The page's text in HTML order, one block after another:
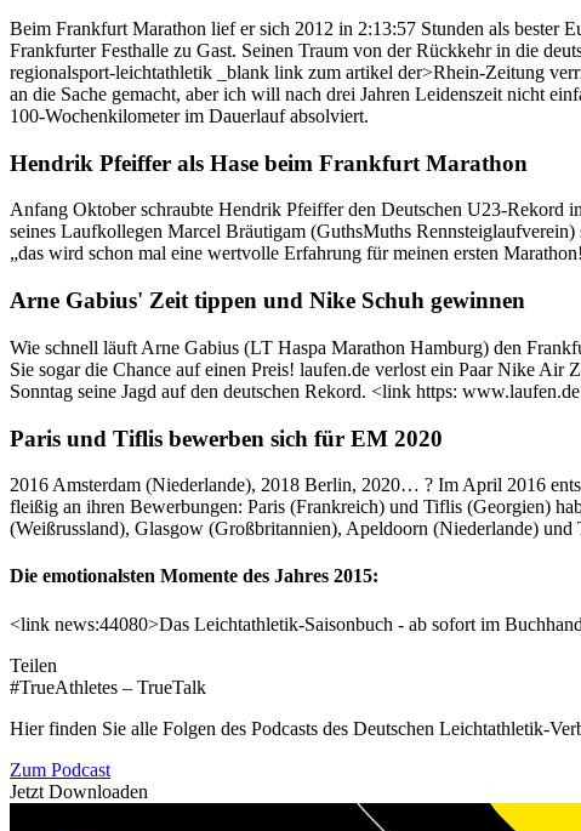
Beim Frankfurt Marathon lief er sich 2012 in 2:13:57 Stunden als bester
Frankfurter Festhalle zu Gast. Seinen Traum von der Rückkehr in die
regionalsport-leichtathletik _blank link zum artikel der>Rhein-Zeitung
an die Sache gemacht, aber ich will nach drei Jahren Leidenszeit nicht
100-Wochenkilometer im Dauerlauf absolviert.
Hendrik Pfeiffer als Hase beim Frankfurt Marathon
Anfang Oktober schraubte Hendrik Pfeiffer den Deutschen U23-Rekord
seines Laufkollegen Marcel Bräutigam (GuthsMuths
„das wird schon mal eine wertvolle Erfahrung für meinen ersten
Arne Gabius' Zeit tippen und Nike Schuh gewinnen
Wie schnell läuft Arne Gabius (LT Haspa Marathon Hamburg) den
Sie sogar die Chance auf einen Preis! laufen.de verlost ein Paar Nike Air
Sonntag seine Jagd auf den deutschen Rekord. <link https:
Paris und Tiflis bewerben sich für EM 2020
2016 Amsterdam (Niederlande), 2018 Berlin, 2020… ? Im April 2016
fleißig an ihren Bewerbungen: Paris (Frankreich) und Tiflis (Georgien)
(Weißrussland), Glasgow (Großbritannien), Apeldoorn (Niederlande) und
Die emotionalsten Momente des Jahres 2015:
<link news:44080>Das Leichtathletik-Saisonbuch - ab sofort im
Teilen
#TrueAthletes – TrueTalk
Hier finden Sie alle Folgen des Podcasts des Deutschen Leichtathletik-
Zum Podcast
Jetzt Downloaden